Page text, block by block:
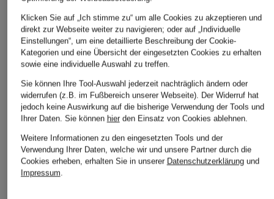
Klicken Sie auf „Ich stimme zu“ um alle Cookies zu akzeptieren und
direkt zur Webseite weiter zu navigieren; oder auf „Individuelle
Einstellungen“, um eine detaillierte Beschreibung der Cookie-
Kategorien und eine Übersicht der eingesetzten Cookies zu erhalten
sowie eine individuelle Auswahl zu treffen.
Sie können Ihre Tool-Auswahl jederzeit nachträglich ändern oder
widerrufen (z.B. im Fußbereich unserer Webseite). Der Widerruf hat
jedoch keine Auswirkung auf die bisherige Verwendung der Tools und
Ihrer Daten. Sie können hierden Einsatz von Cookies ablehnen.
Weitere Informationen zu den eingesetzten Tools und der
Verwendung Ihrer Daten, welche wir und unsere Partner durch die
Cookies erheben, erhalten Sie in unserer Datenschutzerklärungund
Impressum.